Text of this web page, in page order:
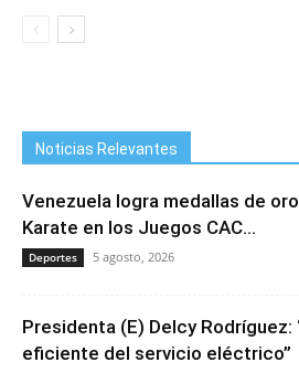
Noticias Relevantes
Venezuela logra medallas de
Karate en los Juegos CAC...
Deportes 5 agosto, 2026
Presidenta (E) Delcy Rodríguez:
eficiente del servicio eléctrico”